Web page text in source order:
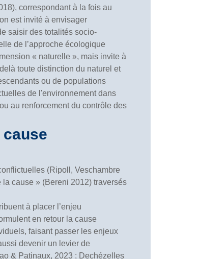
correspondant à la fois au
est invité à envisager
saisir des totalités socio-
de l’approche écologique
« naturelle », mais invite à
toute distinction du naturel et
ou de populations
de l'environnement dans
au renforcement du contrôle des
(Ripoll, Veschambre
la cause » (Bereni 2012) traversés
à placer l’enjeu
en retour la cause
faisant passer les enjeux
devenir un levier de
& Patinaux, 2023 ; Dechézelles